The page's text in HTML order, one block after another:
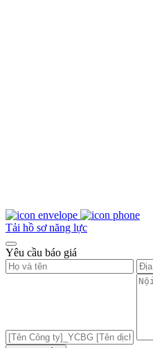
Tải hồ sơ năng lực
Yêu cầu báo giá